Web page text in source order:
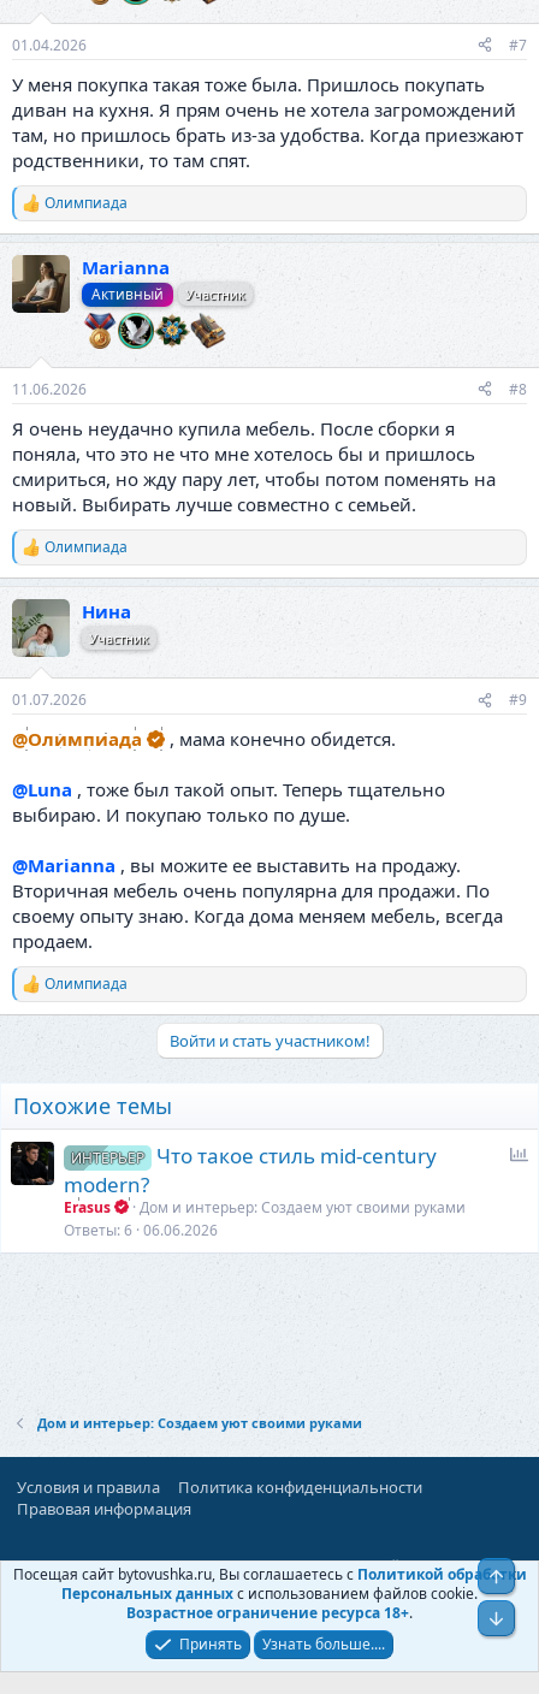
01.04.2026 #7
У меня покупка такая тоже была. Пришлось покупать
диван на кухня. Я прям очень не хотела загромождений
там, но пришлось брать из-за удобства. Когда приезжают
родственники, то там спят.
Р
е
ц
и
Олимпиада
Marianna
Активный Участник
11.06.2026 #8
Я очень неудачно купила мебель. После сборки я
поняла, что это не что мне хотелось бы и пришлось
смириться, но жду пару лет, чтобы потом поменять на
новый. Выбирать лучше совместно с семьей.
Р
е
к
ц
и
Олимпиада
Нина
Участник
01.07.2026 #9
@Олимпиада , мама конечно обидется.
@Luna , тоже был такой опыт. Теперь тщательно
выбираю. И покупаю только по душе.
@Marianna , вы можите ее выставить на продажу.
Вторичная мебель очень популярна для продажи. По
своему опыту знаю. Когда дома меняем мебель, всегда
продаем.
Р
е
и
и
:
Олимпиада
Войти и стать участником!
Похожие темы
с
ИНТЕРЬЕР
Что такое стиль mid-century
modern?
Erasus
Дом и интерьер: Создаем уют своими руками
Ответы 6 06.06.2026
Дом и интерьер: Создаем уют своими руками
Условия и правила
Политика конфиденциальности
Правовая информация
При поддержке:«Территория Дискуссий»
© Бытовушка, 2025-2026
Посещая сайт bytovushka.ru, Вы соглашаетесь с Политикой обработки
Персональных данныхс использованием файлов cookie.
Возрастное ограничение ресурса 18+.
Принять
Узнать больше....
Верх